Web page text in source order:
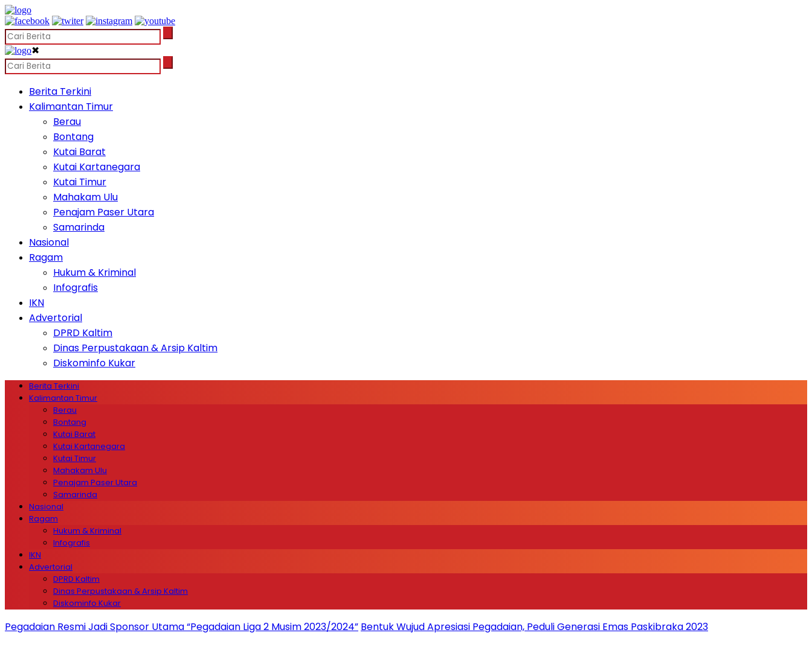
✖
Berita Terkini
Kalimantan Timur
Berau
Bontang
Kutai Barat
Kutai Kartanegara
Kutai Timur
Mahakam Ulu
Penajam Paser Utara
Samarinda
Nasional
Ragam
Hukum & Kriminal
Infografis
IKN
Advertorial
DPRD Kaltim
Dinas Perpustakaan & Arsip Kaltim
Diskominfo Kukar
Berita Terkini
Kalimantan Timur
Berau
Bontang
Kutai Barat
Kutai Kartanegara
Kutai Timur
Mahakam Ulu
Penajam Paser Utara
Samarinda
Nasional
Ragam
Hukum & Kriminal
Infografis
IKN
Advertorial
DPRD Kaltim
Dinas Perpustakaan & Arsip Kaltim
Diskominfo Kukar
Pegadaian Resmi Jadi Sponsor Utama “Pegadaian Liga 2 Musim 2023/2024” Bentuk Wujud Apresiasi Pegadaian, Peduli Generasi Emas Paskibraka 2023